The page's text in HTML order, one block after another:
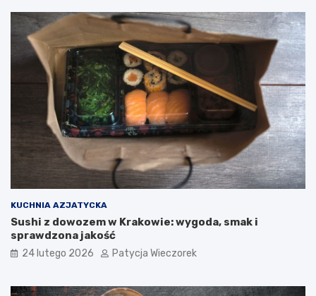
KUCHNIA AZJATYCKA
Sushi z dowozem w Krakowie: wygoda, smak i
sprawdzona jakość
24 lutego 2026 Patycja Wieczorek